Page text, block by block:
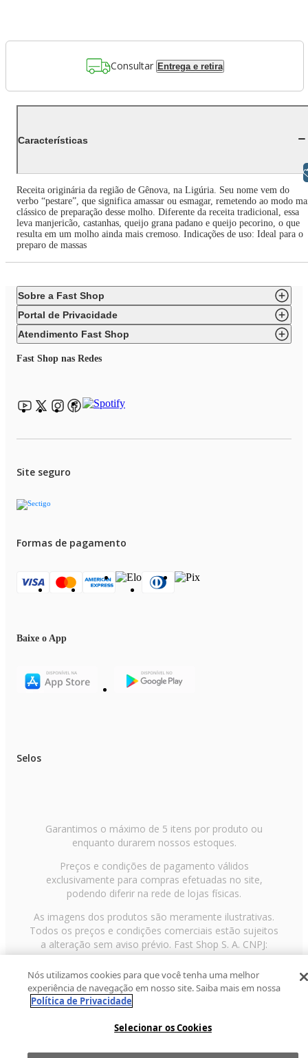
Consultar Entrega e retira
Características
Receita originária da região de Gênova, na Ligúria. Seu nome vem do
verbo “pestare”, que significa amassar ou esmagar, remetendo ao modo
clássico de preparação desse molho. Diferente da receita tradicional, essa
leva manjericão, castanhas, queijo grana padano e queijo pecorino, o que
resulta em um molho ainda mais cremoso. Indicações de uso: Ideal para o
preparo de massas
Sobre a Fast Shop
Portal de Privacidade
Atendimento Fast Shop
Fast Shop nas Redes
Site seguro
Formas de pagamento
Baixe o App
Selos
Garantimos o máximo de 5 itens por produto ou
enquanto durarem nossos estoques.
Preços e condições de pagamento válidos
exclusivamente para compras efetuadas no site,
podendo diferir na rede de lojas físicas.
As imagens dos produtos são meramente ilustrativas.
Todos os preços e condições comerciais estão sujeitos
a alteração sem aviso prévio. Fast Shop S. A. CNPJ:
43.708.379/0001-00
Avenida Zaki Narchi, nº 1650, sobreloja, Carandiru, São
Paulo/SP, CEP 02029-001, Telefone: 11 3003-3728 ©
2013 Fast Shop - Todos os direitos reservados
Nós utilizamos cookies para que você tenha uma melhor
experiência de navegação em nosso site. Saiba mais em nossa
Política de Privacidade
Selecionar os Cookies
Libras